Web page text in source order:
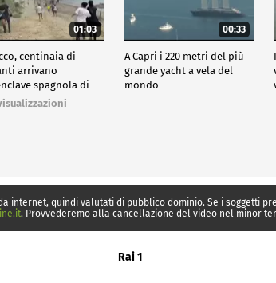
01:03
centinaia di
arrivano
spagnola di
00:33
A Capri i 220 metri del più
grande yacht a vela del
mondo
internet, quindi valutati di pubblico dominio. Se i
. Provvederemo alla cancellazione del video nel minor
Rai 1